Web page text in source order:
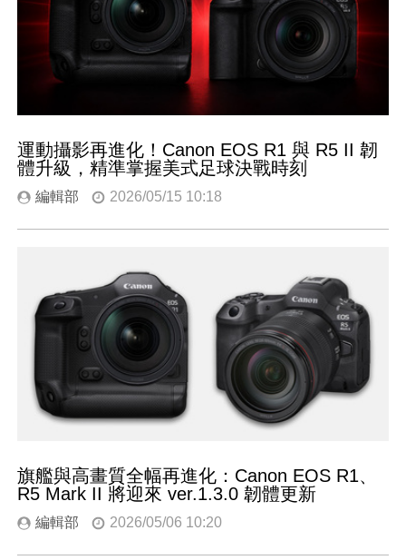
運動攝影再進化！Canon EOS R1 與 R5 II 韌
體升級，精準掌握美式足球決戰時刻
編輯部 2026/05/15 10:18
旗艦與高畫質全幅再進化：Canon EOS R1、
R5 Mark II 將迎來 ver.1.3.0 韌體更新
編輯部 2026/05/06 10:20